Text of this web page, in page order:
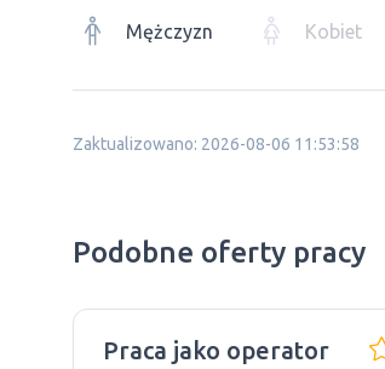
Mężczyzn Kobiet
Zaktualizowano: 2026-08-06 11:53:58
Podobne oferty pracy
Praca jako operator